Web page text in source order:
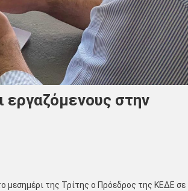
εργαζόμενους στην
μεσημέρι της Τρίτης ο Πρόεδρος της ΚΕΔΕ σε